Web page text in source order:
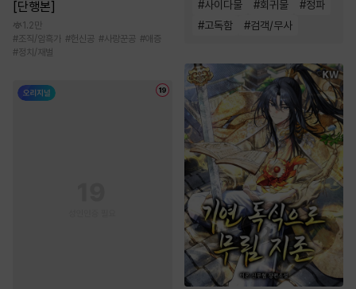
[단행본]
1.2만
#조직/암흑가 #헌신공 #사랑꾼공 #애증
#정치/재벌
#사이다물 #회귀물 #정파
#고독함 #검객/무사